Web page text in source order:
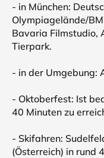
- in München:
Olympiagelände/
Bavaria Filmstudio,
Tierpark.
- in der Umgebung:
- Oktoberfest: Ist
40 Minuten zu
- Skifahren:
(Österreich) in rund